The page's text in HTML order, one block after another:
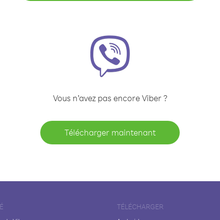
Vous n’avez pas encore Viber ?
Télécharger maintenant
TÉLÉCHARGER